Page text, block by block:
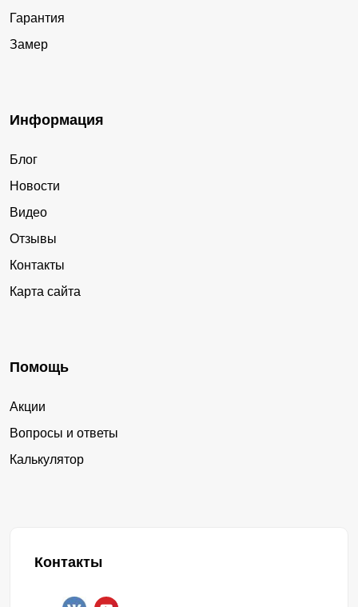
Гарантия
Замер
Информация
Блог
Новости
Видео
Отзывы
Контакты
Карта сайта
Помощь
Акции
Вопросы и ответы
Калькулятор
Контакты